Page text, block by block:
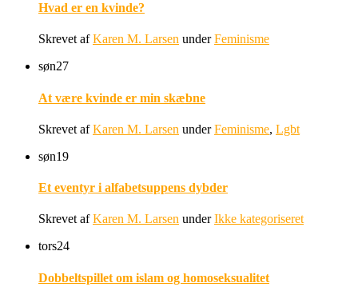
Hvad er en kvinde?
Skrevet afKaren M. Larsen underFeminisme
søn27
At være kvinde er min skæbne
Skrevet afKaren M. Larsen underFeminisme, Lgbt
søn19
Et eventyr i alfabetsuppens dybder
Skrevet afKaren M. Larsen underIkke kategoriseret
tors24
Dobbeltspillet om islam og homoseksualitet